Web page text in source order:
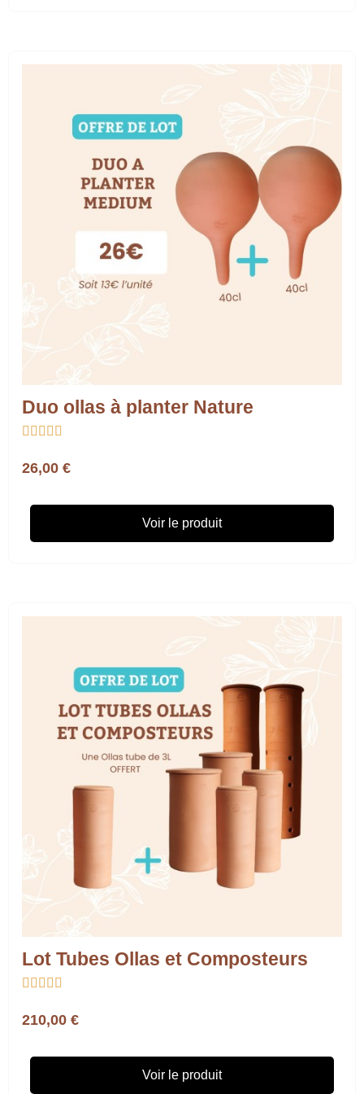
Duo ollas à planter Nature
    
26,00 €
Voir le produit
Lot Tubes Ollas et Composteurs
    
210,00 €
Voir le produit